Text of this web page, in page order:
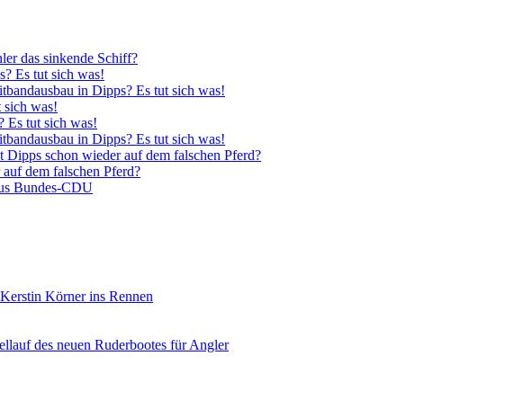
das sinkende Schiff?
Es tut sich was!
in Dipps? Es tut sich was!
sich was!
Es tut sich was!
in Dipps? Es tut sich was!
Dipps schon wieder auf dem falschen Pferd?
dem falschen Pferd?
Bundes-CDU
Körner ins Rennen
des neuen Ruderbootes für Angler